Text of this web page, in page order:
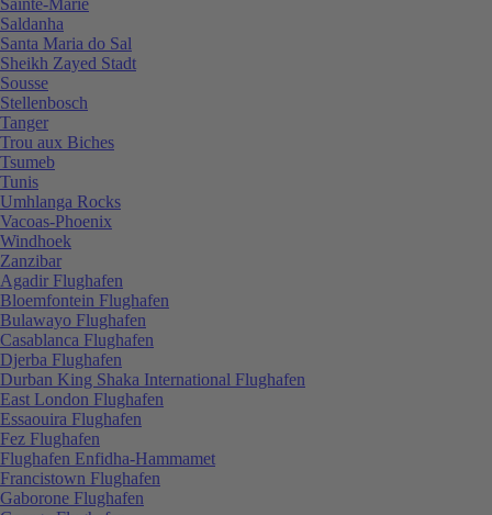
Saldanha
Santa Maria do Sal
Sheikh Zayed Stadt
Sousse
Stellenbosch
Tanger
Trou aux Biches
Tsumeb
Tunis
Umhlanga Rocks
Vacoas-Phoenix
Windhoek
Zanzibar
Agadir Flughafen
Bloemfontein Flughafen
Bulawayo Flughafen
Casablanca Flughafen
Djerba Flughafen
Durban King Shaka International Flughafen
East London Flughafen
Essaouira Flughafen
Fez Flughafen
Flughafen Enfidha-Hammamet
Francistown Flughafen
Gaborone Flughafen